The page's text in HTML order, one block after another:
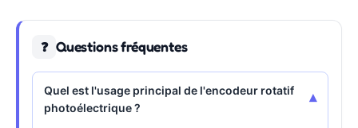
❓ Questions fréquentes
Quel est l'usage principal de l'encodeur rotatif
photoélectrique ?
▾